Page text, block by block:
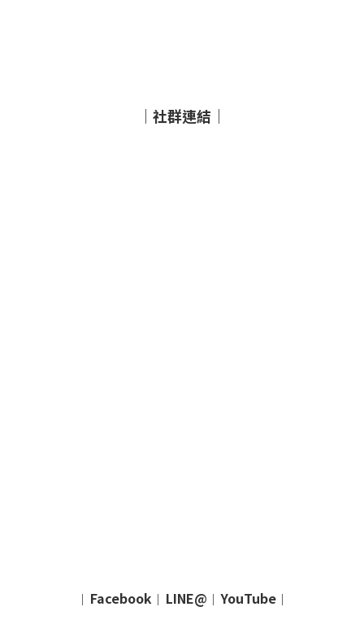
｜社群連結｜
｜ Facebook ｜ LINE@ ｜ YouTube ｜